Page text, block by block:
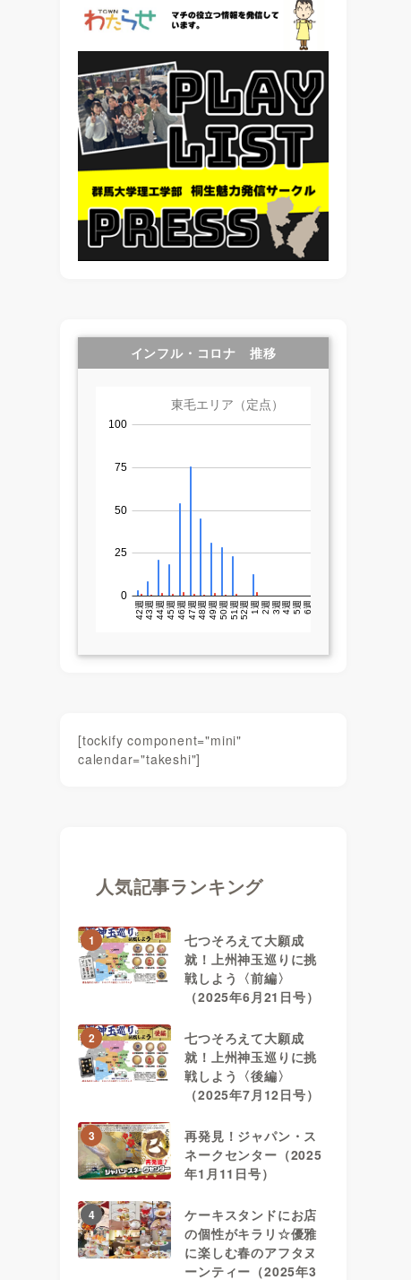
インフル・コロナ 推移
[tockify component="mini"
calendar="takeshi"]
人気記事ランキング
1
七つそろえて大願成
就！上州神玉巡りに挑
戦しよう〈前編〉
（2025年6月21日号）
2
七つそろえて大願成
就！上州神玉巡りに挑
戦しよう〈後編〉
（2025年7月12日号）
3
再発見！ジャパン・ス
ネークセンター（2025
年1月11日号）
4
ケーキスタンドにお店
の個性がキラリ☆優雅
に楽しむ春のアフタヌ
ーンティー（2025年3